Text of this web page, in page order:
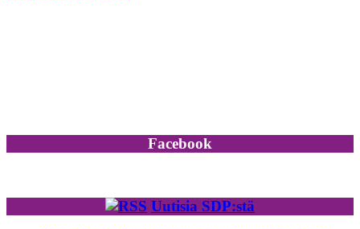
Facebook
Uutisia SDP:stä